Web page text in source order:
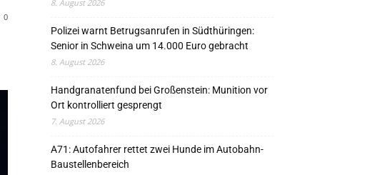
0
8. August 2026
Polizei warnt Betrugsanrufen in Südthüringen:
Senior in Schweina um 14.000 Euro gebracht
8. August 2026
Handgranatenfund bei Großenstein: Munition vor
Ort kontrolliert gesprengt
7. August 2026
A71: Autofahrer rettet zwei Hunde im Autobahn-
Baustellenbereich